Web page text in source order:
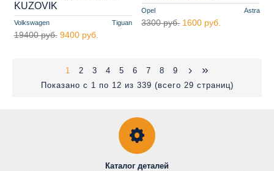
Volkswagen Tiguan
KUZOVIK
19400 руб. 9400 руб.
Opel Astra
3300 руб. 1600 руб.
1 2 3 4 5 6 7 8
9
Показано с 1 по 12 из 339 (всего 29 страниц)
Каталог деталей